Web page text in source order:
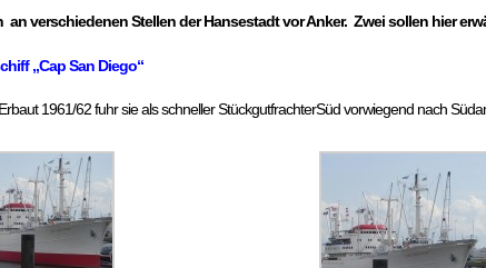
verschiedenen Stellen der Hansestadt vor Anker. Zwei sollen hier
„Cap San Diego“
1961/62 fuhr sie als schneller StückgutfrachterSüd vorwiegend nach